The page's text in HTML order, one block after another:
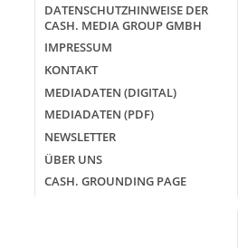
DATENSCHUTZHINWEISE DER
CASH. MEDIA GROUP GMBH
IMPRESSUM
KONTAKT
MEDIADATEN (DIGITAL)
MEDIADATEN (PDF)
NEWSLETTER
ÜBER UNS
CASH. GROUNDING PAGE